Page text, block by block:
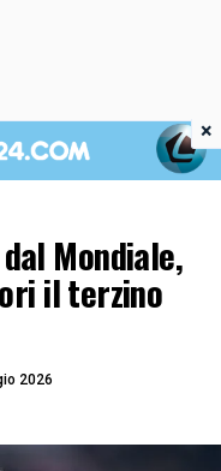
Mondiale,
il terzino
2026
×